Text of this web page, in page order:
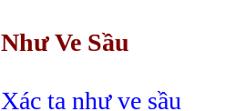
Như Ve Sầu
Xác ta như ve sầu